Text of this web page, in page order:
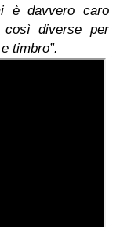
è davvero caro
diverse per
timbro”.